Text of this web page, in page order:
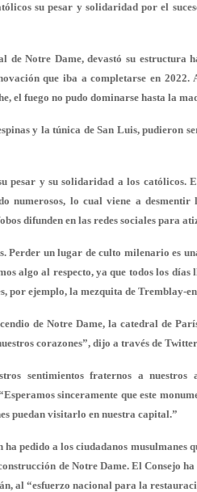
su pesar y solidaridad por el
de Notre Dame, devastó su estructura
que iba a completarse en 2022.
el fuego no pudo dominarse hasta la
y la túnica de San Luis, pudieron
pesar y su solidaridad a los católicos.
numerosos, lo cual viene a desmentir
difunden en las redes sociales para
Perder un lugar de culto milenario es
algo al respecto, ya que todos los
por ejemplo, la mezquita de Tremblay-
de Notre Dame, la catedral de
corazones”, dijo a través de
sentimientos fraternos a
sinceramente que este
puedan visitarlo en nuestra capital.”
pedido a los ciudadanos musulmanes
de Notre Dame. El Consejo ha
al “esfuerzo nacional para la